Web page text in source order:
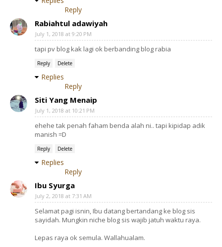
Reply
Rabiahtul adawiyah
July 1, 2018 at 9:20 PM
tapi pv blog kak lagi ok berbanding blog rabia
Reply Delete
Replies
Reply
Siti Yang Menaip
July 1, 2018 at 10:21 PM
ehehe tak penah faham benda alah ni.. tapi kipidap adik
manish =D
Reply Delete
Replies
Reply
Ibu Syurga
July 2, 2018 at 7:31 AM
Selamat pagi isnin, Ibu datang bertandang ke blog sis
sayidah. Mungkin niche blog sis wajib jatuh waktu raya.
Lepas raya ok semula. Wallahualam.